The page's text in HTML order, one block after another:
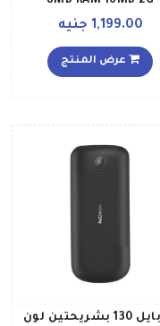
International Version
1,199.00 جنيه
عرض المنتج
موبايل 130 بشريحتين لون